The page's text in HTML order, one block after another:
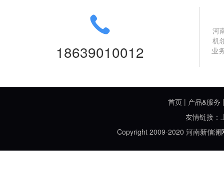
18639010012
河
机
业
首页| 产品&服务
友情链接：
Copyright 2009-2020 河南新信